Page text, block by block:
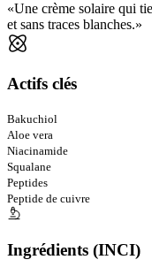
Une crème solaire qui
et sans traces blanches.
Actifs clés
Bakuchiol
Aloe vera
Niacinamide
Squalane
Peptides
Peptide de cuivre
Ingrédients (INCI)